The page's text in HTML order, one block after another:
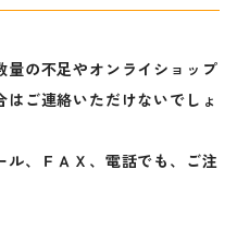
量の不足やオンライショップ
ご連絡いただけないでしょ
ル、ＦＡＸ、電話でも、ご注